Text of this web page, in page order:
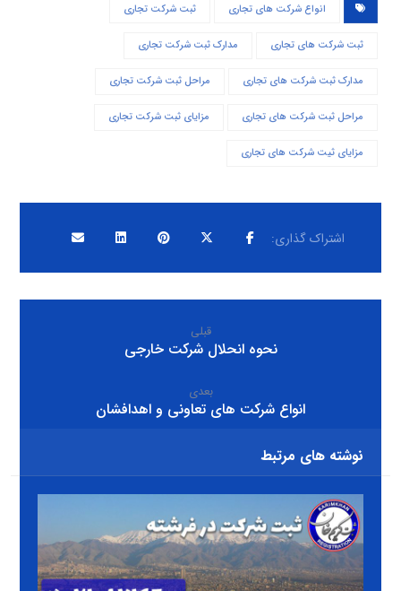
انواع شرکت های تجاری ثبت شرکت تجاری
ثبت شرکت های تجاری مدارک ثبت شرکت تجاری
مدارک ثبت شرکت های تجاری مراحل ثبت شرکت تجاری
مراحل ثبت شرکت های تجاری مزایای ثبت شرکت تجاری
مزایای ثیت شرکت های تجاری
قبلی
نحوه انحلال شرکت خارجی
بعدی
انواع شرکت های تعاونی و اهدافشان
نوشته های مرتبط